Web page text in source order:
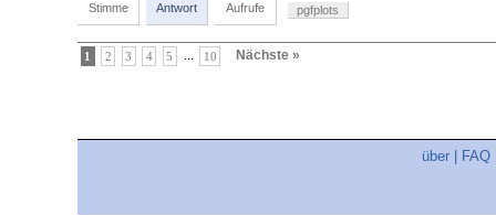
Stimme Antwort Aufrufe pgfplots
1 2 3 4 5 ... 10 Nächste »
über FAQ